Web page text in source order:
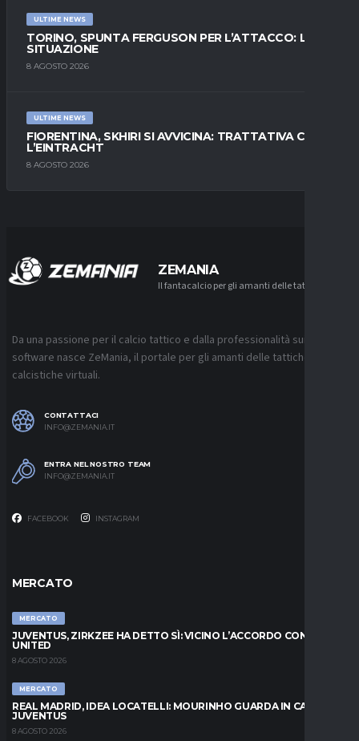
ULTIME NEWS
TORINO, SPUNTA FERGUSON PER L’ATTACCO: LA
SITUAZIONE
8 AGOSTO 2026
ULTIME NEWS
FIORENTINA, SKHIRI SI AVVICINA: TRATTATIVA CON
L’EINTRACHT
8 AGOSTO 2026
ZEMANIA
Il fantacalcio per gli amanti delle tattiche
Da una passione per il calcio tattico e dalla professionalità sui
software nasce ZeMania, il portale per gli amanti delle tattiche
calcistiche virtuali.
CONTATTACI
INFO@ZEMANIA.IT
ENTRA NEL NOSTRO TEAM
INFO@ZEMANIA.IT
FACEBOOK INSTAGRAM
MERCATO
MERCATO
JUVENTUS, ZIRKZEE HA DETTO SÌ: VICINO L’ACCORDO CON LO
UNITED
8 AGOSTO 2026
MERCATO
REAL MADRID, IDEA LOCATELLI: MOURINHO GUARDA IN CASA
JUVENTUS
8 AGOSTO 2026